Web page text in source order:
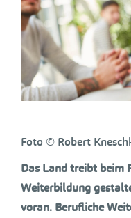
Foto © Robert
Das Land treibt beim
Weiterbildung
voran. Berufliche